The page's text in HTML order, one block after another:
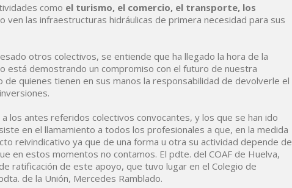
como el turismo, el comercio, el transporte, los
ven las infraestructuras hidráulicas de primera necesidad para sus
otros colectivos, se entiende que ha llegado la hora de la
está demostrando un compromiso con el futuro de nuestra
de quienes tienen en sus manos la responsabilidad de devolverle el
los antes referidos colectivos convocantes, y los que se han ido
en el llamamiento a todos los profesionales a que, en la medida
reivindicativo ya que de una forma u otra su actividad depende de
en estos momentos no contamos. El pdte. del COAF de Huelva,
ratificación de este apoyo, que tuvo lugar en el Colegio de
de la Unión, Mercedes Ramblado.